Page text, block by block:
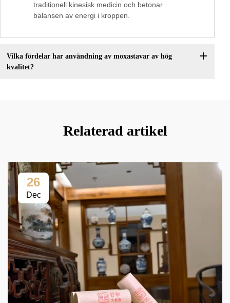
traditionell kinesisk medicin och betonar
balansen av energi i kroppen.
Vilka fördelar har användning av moxastavar av hög
kvalitet?
Relaterad artikel
26
Dec